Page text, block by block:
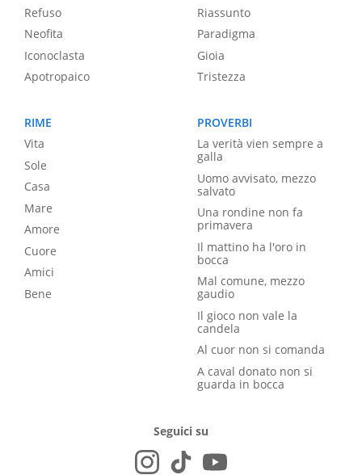
Refuso
Neofita
Iconoclasta
Apotropaico
Riassunto
Paradigma
Gioia
Tristezza
RIME
Vita
Sole
Casa
Mare
Amore
Cuore
Amici
Bene
PROVERBI
La verità vien sempre a
galla
Uomo avvisato, mezzo
salvato
Una rondine non fa
primavera
Il mattino ha l'oro in
bocca
Mal comune, mezzo
gaudio
Il gioco non vale la
candela
Al cuor non si comanda
A caval donato non si
guarda in bocca
Seguici su